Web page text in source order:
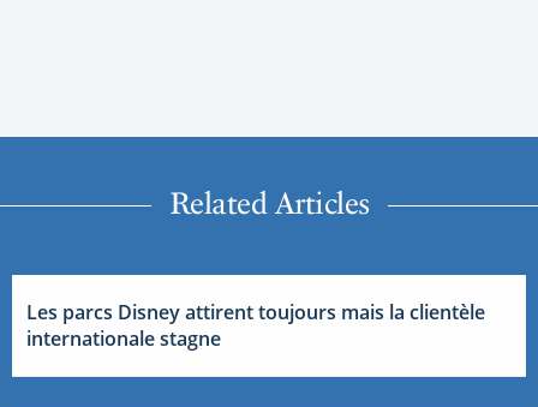
Related Articles
Les parcs Disney attirent toujours mais la clientèle
internationale stagne